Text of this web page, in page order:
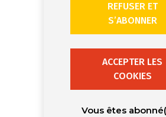
REFUSER ET
S’ABONNER
ACCEPTER LES
COOKIES
Vous êtes